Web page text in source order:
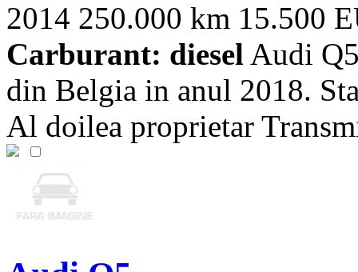
2014 250.000 km 15.500
Carburant: diesel Audi
din Belgia in anul 2018.
Al doilea proprietar